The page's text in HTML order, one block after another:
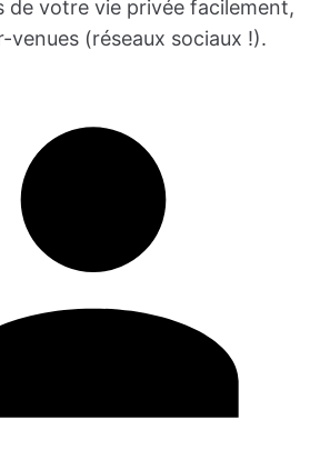
de votre vie privée facilement,
venues (réseaux sociaux !).